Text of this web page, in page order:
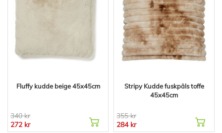
Fluffy kudde beige 45x45cm
340 kr
272 kr
Stripy Kudde fuskpäls toffe
45x45cm
355 kr
284 kr